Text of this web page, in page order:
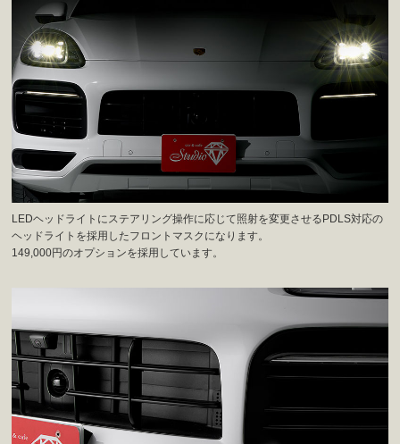
LEDヘッドライトにステアリング操作に応じて照射を変更させるPDLS対応の
ヘッドライトを採用したフロントマスクになります。
149,000円のオプションを採用しています。